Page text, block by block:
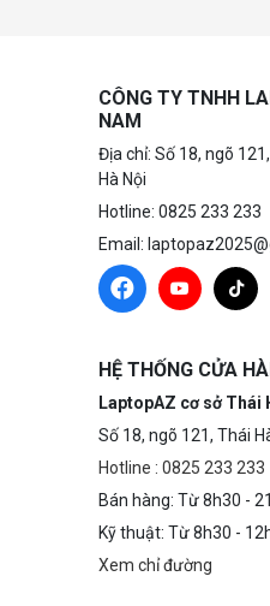
CÔNG TY TNHH
NAM
Địa chỉ: Số 18, ngõ
Hà Nội
Hotline: 0825 233 233
Email:
HỆ THỐNG CỬA
LaptopAZ cơ sở Thái
Số 18, ngõ 121, Thái
Hotline : 0825 233 233
Bán hàng: Từ 8h30 -
Kỹ thuật: Từ 8h30 -
Xem chỉ đường